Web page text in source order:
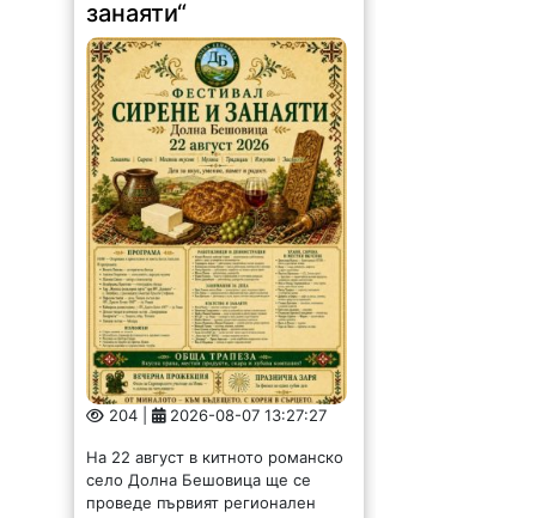
занаяти“
204 | 2026-08-07 13:27:27
На 22 август в китното романско
село Долна Бешовица ще се
проведе първият регионален